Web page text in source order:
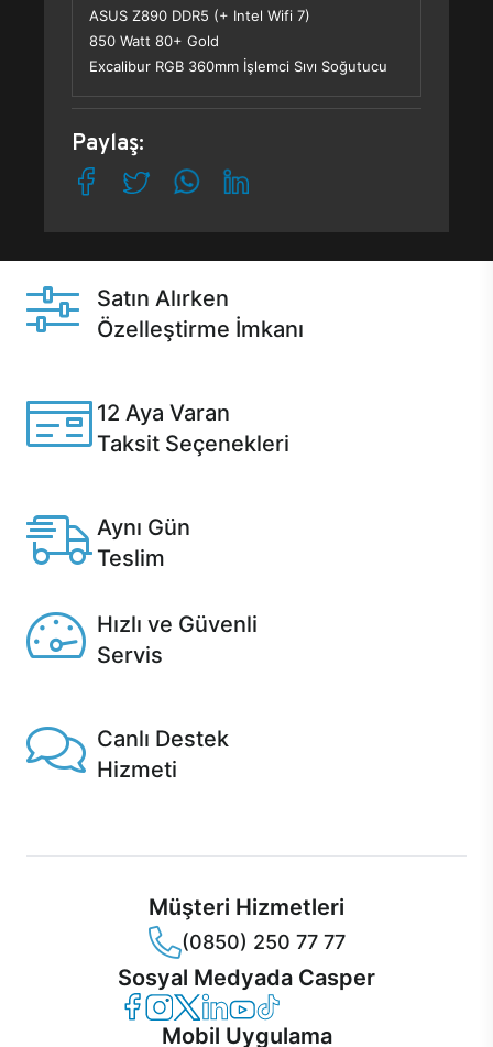
ASUS Z890 DDR5 (+ Intel Wifi 7)
850 Watt 80+ Gold
Excalibur RGB 360mm İşlemci Sıvı Soğutucu
Paylaş:
Satın Alırken
Özelleştirme İmkanı
12 Aya Varan
Taksit Seçenekleri
Aynı Gün
Teslim
Hızlı ve Güvenli
Servis
Canlı Destek
Hizmeti
Müşteri Hizmetleri
(0850) 250 77 77
Sosyal Medyada Casper
Casper Facebook
Casper Instagram
Casper Twitter
Casper LinkedIn
Casper YouTube
Casper TikTok
Mobil Uygulama